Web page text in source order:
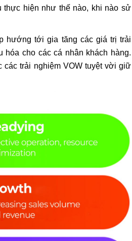
thực hiện như thế nào, khi nào sử
hướng tới gia tăng các giá trị trải
hóa cho các cá nhân khách hàng.
các trải nghiệm VOW tuyệt vời giữ